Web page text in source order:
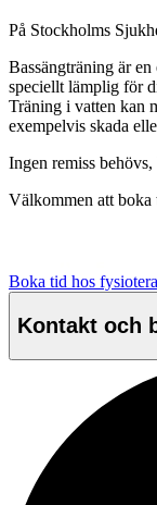
På Stockholms
Bassängträning är
speciellt lämplig för
Träning i vatten kan
exempelvis skada
Ingen remiss
Välkommen att boka
Boka tid hos
Kontakt och